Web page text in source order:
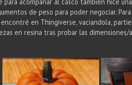
de peso para poder negociar.
en Thingiverse, vaciandola,
en resina tras probar las